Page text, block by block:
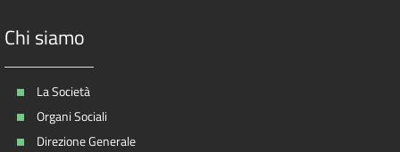
Chi siamo
La Società
Organi Sociali
Direzione Generale